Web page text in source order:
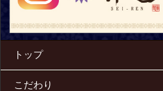
トップ
こだわり